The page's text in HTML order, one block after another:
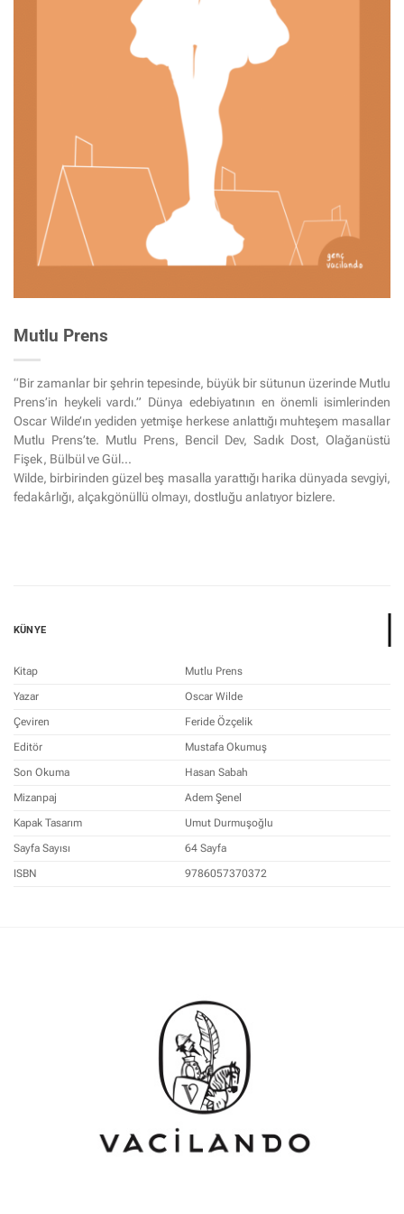
Mutlu Prens
“Bir zamanlar bir şehrin tepesinde, büyük bir sütunun üzerinde Mutlu
Prens’in heykeli vardı.” Dünya edebiyatının en önemli isimlerinden
Oscar Wilde’ın yediden yetmişe herkese anlattığı muhteşem masallar
Mutlu Prens’te. Mutlu Prens, Bencil Dev, Sadık Dost, Olağanüstü
Fişek, Bülbül ve Gül…
Wilde, birbirinden güzel beş masalla yarattığı harika dünyada sevgiyi,
fedakârlığı, alçakgönüllü olmayı, dostluğu anlatıyor bizlere.
KÜNYE
Kitap
Mutlu Prens
Yazar
Oscar Wilde
Çeviren
Feride Özçelik
Editör
Mustafa Okumuş
Son Okuma
Hasan Sabah
Mizanpaj
Adem Şenel
Kapak Tasarım
Umut Durmuşoğlu
Sayfa Sayısı
64 Sayfa
ISBN
9786057370372